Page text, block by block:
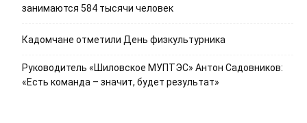
занимаются 584 тысячи человек
Кадомчане отметили День физкультурника
Руководитель «Шиловское МУПТЭС» Антон Садовников:
«Есть команда – значит, будет результат»